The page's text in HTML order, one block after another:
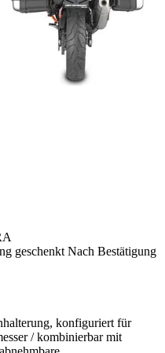
geschenkt Nach Bestätigung
konfiguriert für
/ kombinierbar mit